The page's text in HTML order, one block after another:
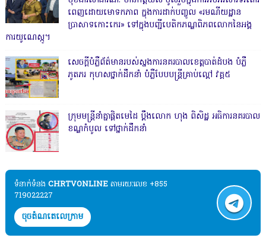
ពេញដោយមោទកភាព ក្នុងការដាក់បញ្ចូល «រមណីយដ្ឋាន
ប្រាសាទកោះកេរ» ទៅក្នុងបញ្ជីបេតិកភណ្ឌពិភពលោកនៃអង្គ
ការយូណេស្កូ។
សេចក្តីបំភ្លឺព័ត៌មានរបស់ស្នងការនគរបាលខេត្តបាត់ដំបង បំភ្លឺ
ភូតភរ កុហសថ្នាក់ដឹកនាំ បំភ្លឺបែបបន្ត្រីគ្រាប់ល្ពៅ វគ្គ៥
ក្រុមមន្ត្រីនាំគ្នាផ្ដិតមេដៃ ប្ដឹងលោក ហុង ពិសិដ្ឋ អធិការនគរបាល
ខណ្ឌកំបូល ទៅថ្នាក់ដឹកនាំ
ទំនាក់ទំនង​​ CHRTVONLINE តាមរយៈលេខ +855
719022227
ចុចតំណតេលេក្រាម